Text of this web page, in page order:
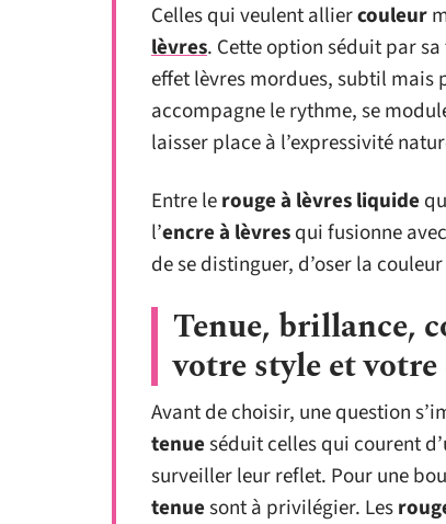
Celles qui veulent alliercouleur
lèvres. Cette option séduit par
effet lèvres mordues, subtil mais
accompagne le rythme, se
laisser place à l’expressivité
Entre lerouge à lèvres liquide
l’encre à lèvresqui fusionne
de se distinguer, d’oser la
Tenue, brillance,
votre style et
Avant de choisir, une question
tenueséduit celles qui courent
surveiller leur reflet. Pour une
tenuesont à privilégier. Les